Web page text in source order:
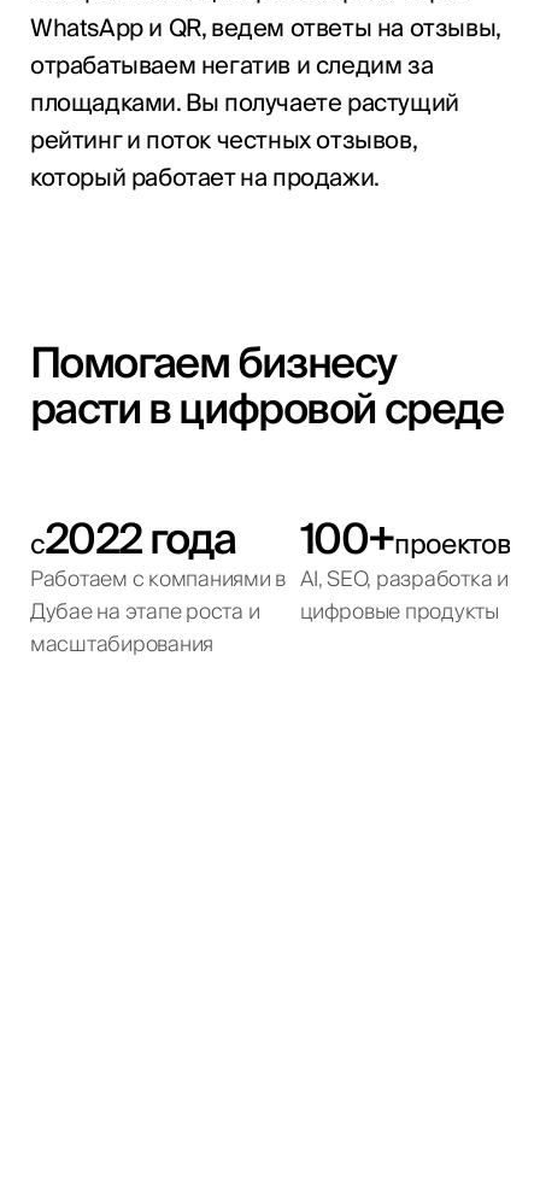
WhatsApp и QR, ведем ответы на отзывы,
отрабатываем негатив и следим за
площадками. Вы получаете растущий
рейтинг и поток честных отзывов,
который работает на продажи.
Помогаем бизнесу
расти в цифровой среде
с2022 года
Работаем с компаниями в
Дубае на этапе роста и
масштабирования
100+проектов
AI, SEO, разработка и
цифровые продукты